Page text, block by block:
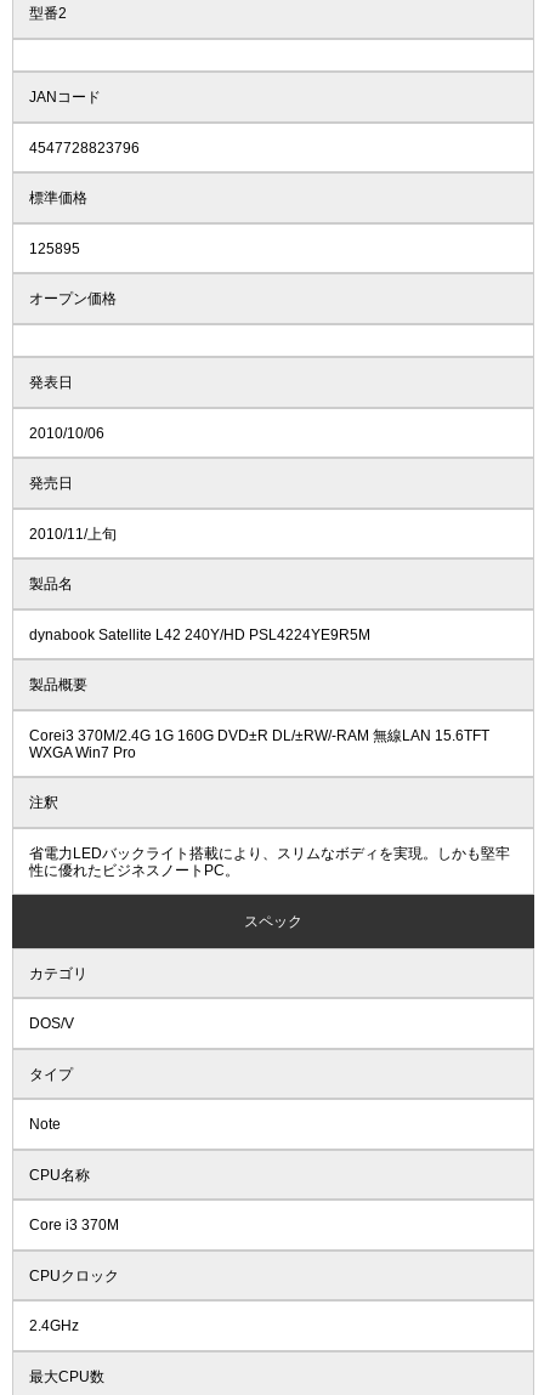
型番2
JANコード
4547728823796
標準価格
125895
オープン価格
発表日
2010/10/06
発売日
2010/11/上旬
製品名
dynabook Satellite L42 240Y/HD PSL4224YE9R5M
製品概要
Corei3 370M/2.4G 1G 160G DVD±R DL/±RW/-RAM 無線LAN 15.6TFT
WXGA Win7 Pro
注釈
省電力LEDバックライト搭載により、スリムなボディを実現。しかも堅牢
性に優れたビジネスノートPC。
スペック
カテゴリ
DOS/V
タイプ
Note
CPU名称
Core i3 370M
CPUクロック
2.4GHz
最大CPU数